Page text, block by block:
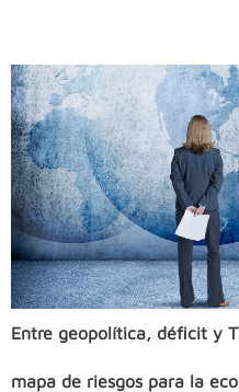
Entre geopolítica, déficit y
mapa de riesgos para la